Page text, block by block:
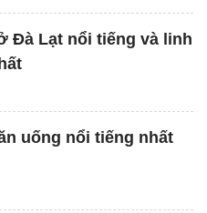
Đà Lạt nổi tiếng và linh
uống nổi tiếng nhất